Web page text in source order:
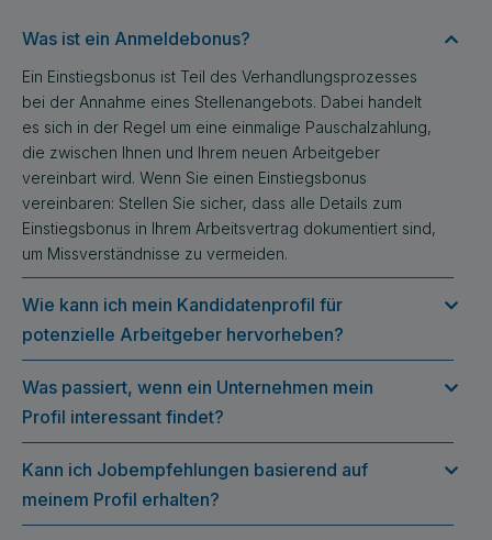
Was ist ein Anmeldebonus?
Ein Einstiegsbonus ist Teil des Verhandlungsprozesses
bei der Annahme eines Stellenangebots. Dabei handelt
es sich in der Regel um eine einmalige Pauschalzahlung,
die zwischen Ihnen und Ihrem neuen Arbeitgeber
vereinbart wird. Wenn Sie einen Einstiegsbonus
vereinbaren: Stellen Sie sicher, dass alle Details zum
Einstiegsbonus in Ihrem Arbeitsvertrag dokumentiert sind,
um Missverständnisse zu vermeiden.
Wie kann ich mein Kandidatenprofil für
potenzielle Arbeitgeber hervorheben?
Was passiert, wenn ein Unternehmen mein
Profil interessant findet?
Kann ich Jobempfehlungen basierend auf
meinem Profil erhalten?